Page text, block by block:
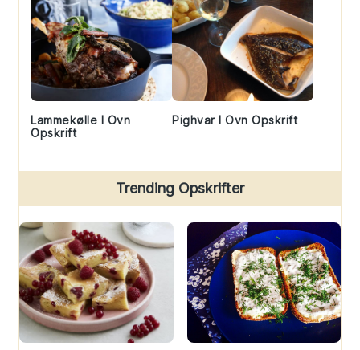
Lammekølle I Ovn
Opskrift
Pighvar I Ovn Opskrift
Trending Opskrifter